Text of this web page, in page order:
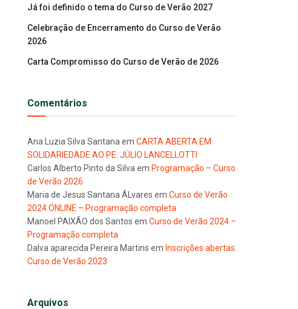
Já foi definido o tema do Curso de Verão 2027
Celebração de Encerramento do Curso de Verão
2026
Carta Compromisso do Curso de Verão de 2026
Comentários
Ana Luzia Silva Santana em CARTA ABERTA EM
SOLIDARIEDADE AO PE. JÚLIO LANCELLOTTI
Carlos Alberto Pinto da Silva em Programação – Curso
de Verão 2026
Maria de Jesus Santana ÁLvares em Curso de Verão
2024 ONLINE – Programação completa
Manoel PAIXÃO dos Santos em Curso de Verão 2024 –
Programação completa
Dalva aparecida Pereira Martins em Inscrições abertas
Curso de Verão 2023
Arquivos